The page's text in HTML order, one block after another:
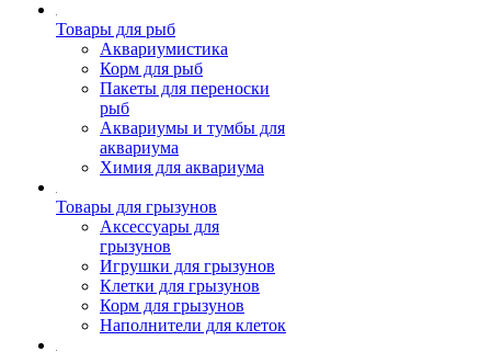
Товары для рыб
Аквариумистика
Корм для рыб
Пакеты для переноски
рыб
Аквариумы и тумбы для
аквариума
Химия для аквариума
Товары для грызунов
Аксессуары для
грызунов
Игрушки для грызунов
Клетки для грызунов
Корм для грызунов
Наполнители для клеток